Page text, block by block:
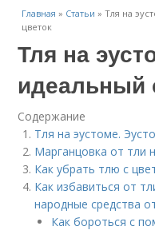
Главная » Статьи »Тля на
цветок
Тля на
идеальный
Содержание
Тля на эустоме.
Марганцовка от тли
Как убрать тлю с
Как избавиться от
народные средства
Как бороться с